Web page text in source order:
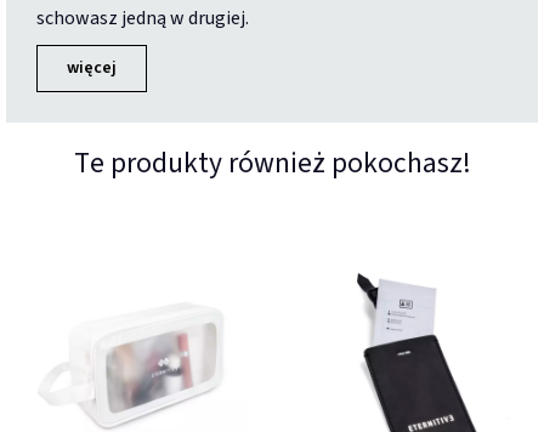
schowasz jedną w drugiej.
więcej
Te produkty również pokochasz!